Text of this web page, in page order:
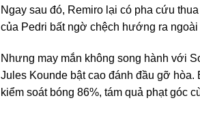
Ngay sau đó, Remiro lại có pha cứu
của Pedri bất ngờ chệch hướng ra
Nhưng may mắn không song hành với
Jules Kounde bật cao đánh đầu gỡ
kiểm soát bóng 86%, tám quả phạt góc